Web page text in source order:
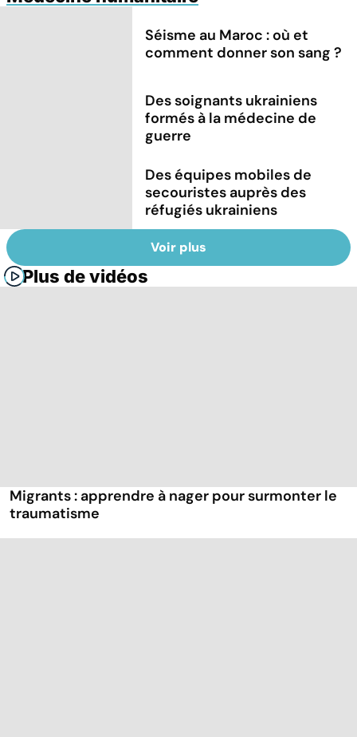
Séisme au Maroc : où et
comment donner son sang ?
Des soignants ukrainiens
formés à la médecine de
guerre
Des équipes mobiles de
secouristes auprès des
réfugiés ukrainiens
Voir plus
Plus de vidéos
Migrants : apprendre à nager pour surmonter le
traumatisme